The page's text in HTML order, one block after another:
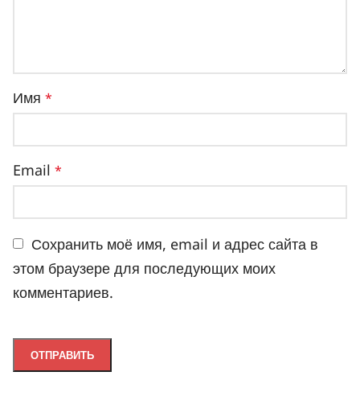
Имя *
Email *
Сохранить моё имя, email и адрес сайта в
этом браузере для последующих моих
комментариев.